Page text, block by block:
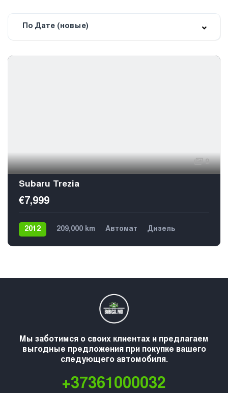
По Дате (новые)
9
Subaru Trezia
€7,999
2012 209,000 km Автомат
Дизель
Мы заботимся о своих клиентах и предлагаем
выгодные предложения при покупке вашего
следующего автомобиля.
+37361000032